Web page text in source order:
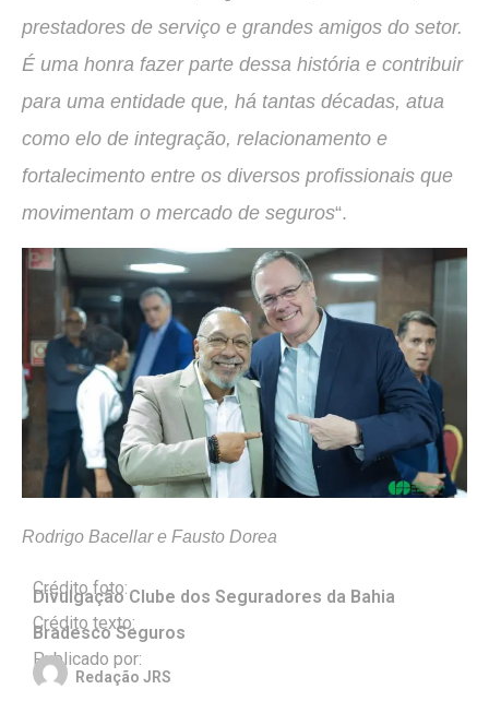
prestadores de serviço e grandes amigos do setor.
É uma honra fazer parte dessa história e contribuir
para uma entidade que, há tantas décadas, atua
como elo de integração, relacionamento e
fortalecimento entre os diversos profissionais que
movimentam o mercado de seguros“.
Rodrigo Bacellar e Fausto Dorea
Crédito foto:
Divulgação Clube dos Seguradores da Bahia
Crédito texto:
Bradesco Seguros
Publicado por:
Redação JRS